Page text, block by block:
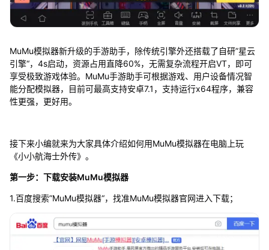
MuMu模拟器新升级的手游助手，除传统引擎外还搭载了自研”星云
引擎“，4s启动，资源占用直降60%，无需复杂流程开启VT，即可
享受极致游戏体验。MuMu手游助手可根据游戏、用户设备情况智
能分配模拟器，目前可最高支持安卓7.1，支持运行x64程序，兼容
性更强，更好用。
接下来小编就来为大家具体介绍如何用MuMu模拟器在电脑上玩
《小小航海士外传》。
第一步：下载安装MuMu模拟器
1.百度搜索”MuMu模拟器“，找准MuMu模拟器官网进入下载；